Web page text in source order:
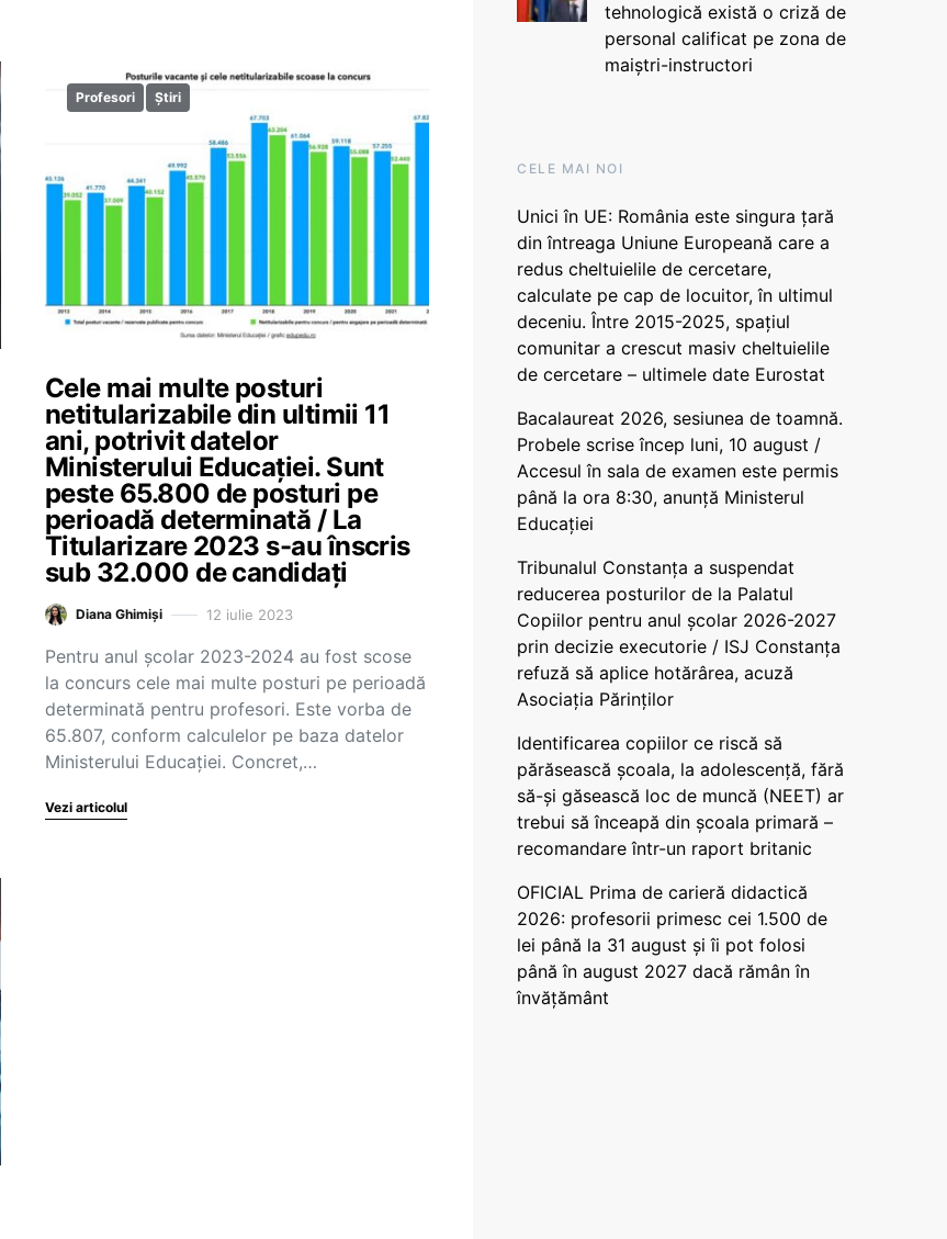
Profesori Știri
Cele mai multe posturi
netitularizabile din ultimii 11
ani, potrivit datelor
Ministerului Educației. Sunt
peste 65.800 de posturi pe
perioadă determinată / La
Titularizare 2023 s-au înscris
sub 32.000 de candidați
Diana Ghimiși 12 iulie 2023
Pentru anul școlar 2023-2024 au fost scose
la concurs cele mai multe posturi pe perioadă
determinată pentru profesori. Este vorba de
65.807, conform calculelor pe baza datelor
Ministerului Educației. Concret,…
Vezi articolul
tehnologică există o criză de
personal calificat pe zona de
maiștri-instructori
CELE MAI NOI
Unici în UE: România este singura țară
din întreaga Uniune Europeană care a
redus cheltuielile de cercetare,
calculate pe cap de locuitor, în ultimul
deceniu. Între 2015-2025, spațiul
comunitar a crescut masiv cheltuielile
de cercetare – ultimele date Eurostat
Bacalaureat 2026, sesiunea de toamnă.
Probele scrise încep luni, 10 august /
Accesul în sala de examen este permis
până la ora 8:30, anunță Ministerul
Educației
Tribunalul Constanța a suspendat
reducerea posturilor de la Palatul
Copiilor pentru anul școlar 2026-2027
prin decizie executorie / ISJ Constanța
refuză să aplice hotărârea, acuză
Asociația Părinților
Identificarea copiilor ce riscă să
părăsească școala, la adolescență, fără
să-și găsească loc de muncă (NEET) ar
trebui să înceapă din școala primară –
recomandare într-un raport britanic
OFICIAL Prima de carieră didactică
2026: profesorii primesc cei 1.500 de
lei până la 31 august și îi pot folosi
până în august 2027 dacă rămân în
învățământ